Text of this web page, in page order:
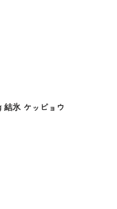
結氷 ケッピョウ